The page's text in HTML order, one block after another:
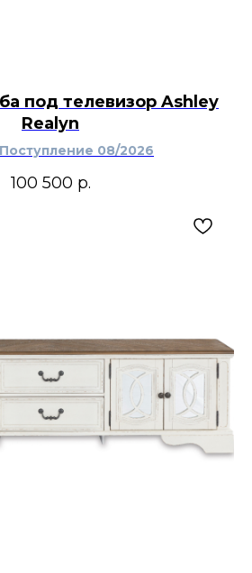
под телевизор Ashley
Realyn
08/2026
100 500 р.